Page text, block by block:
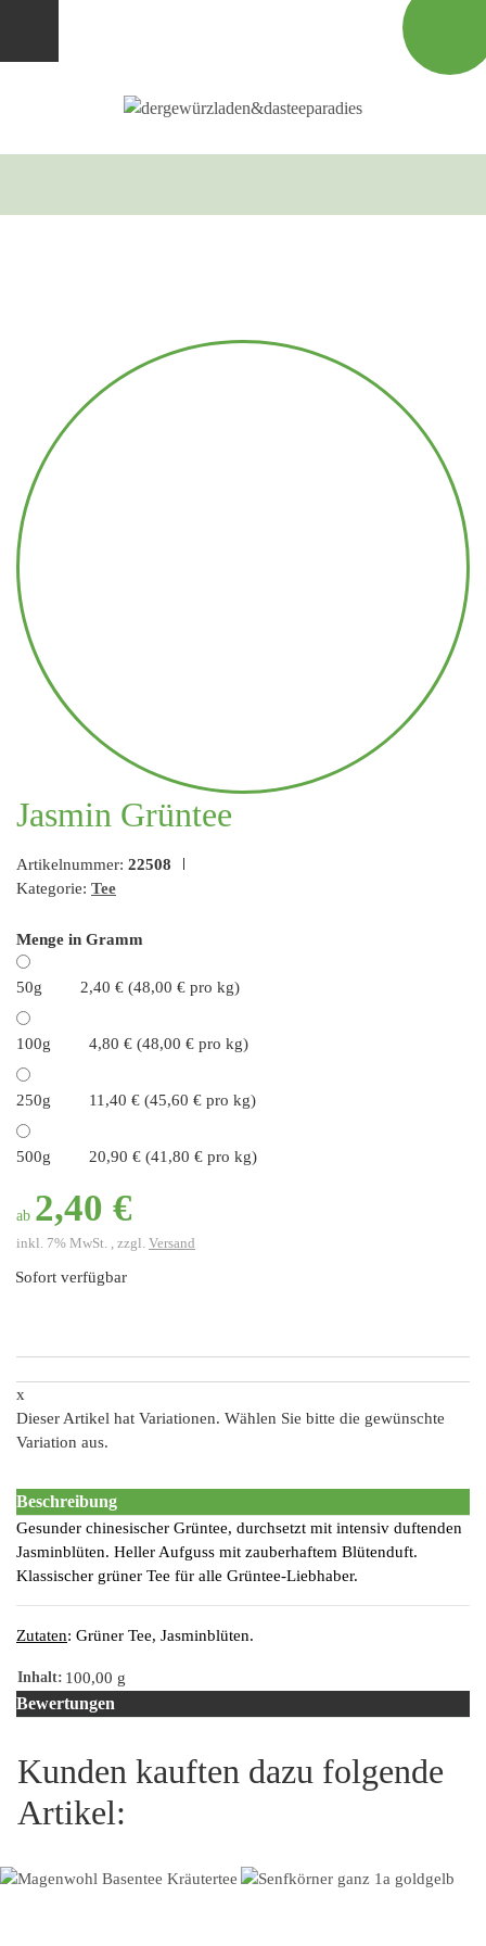
Jasmin Grüntee
Artikelnummer: 22508
Kategorie: Tee
Menge in Gramm
50g 2,40 € (48,00 € pro kg)
100g 4,80 € (48,00 € pro kg)
250g 11,40 € (45,60 € pro kg)
500g 20,90 € (41,80 € pro kg)
ab 2,40 €
inkl. 7% MwSt. , zzgl. Versand
Sofort verfügbar
x
Dieser Artikel hat Variationen. Wählen Sie bitte die gewünschte
Variation aus.
Beschreibung
Gesunder chinesischer Grüntee, durchsetzt mit intensiv duftenden
Jasminblüten. Heller Aufguss mit zauberhaftem Blütenduft.
Klassischer grüner Tee für alle Grüntee-Liebhaber.
Zutaten: Grüner Tee, Jasminblüten.
Inhalt: 100,00 g
Bewertungen
Kunden kauften dazu folgende
Artikel: